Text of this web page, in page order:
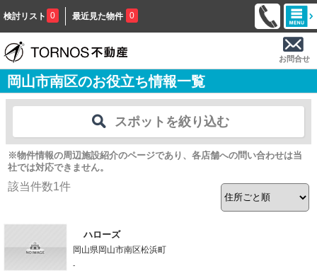
検討リスト 0 最近見た物件 0
お問合せ
岡山市南区のお役立ち情報一覧
スポットを絞り込む
※物件情報の周辺施設紹介のページであり、各店舗への問い合わせは当
社では対応できません。
該当件数1件
ハローズ
岡山県岡山市南区松浜町
-